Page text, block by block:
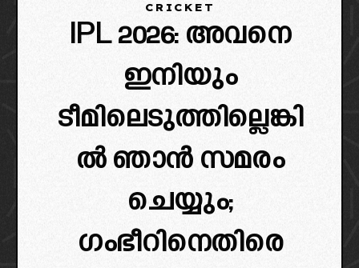
CRICKET
IPL 2026: അവനെ
ഇനിയും
ടീമിലെടുത്തില്ലെങ്കി
ൽ ഞാൻ സമരം
ചെയ്യും;
ഗംഭീറിനെതിരെ